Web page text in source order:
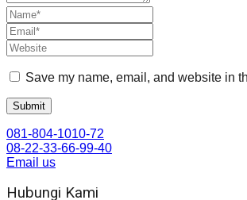
Save my name, email, and website in
081-804-1010-72
08-22-33-66-99-40
Email us
Hubungi Kami